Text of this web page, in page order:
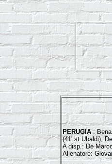
PERUGIA :
(41' st Ubaldi),
A disp.: De
Allenatore: